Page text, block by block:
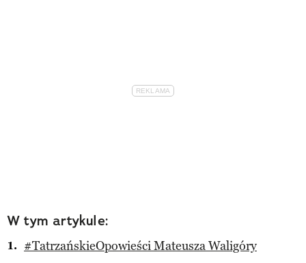
W tym artykule:
#TatrzańskieOpowieści Mateusza Waligóry